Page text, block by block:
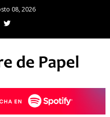
08, 2026